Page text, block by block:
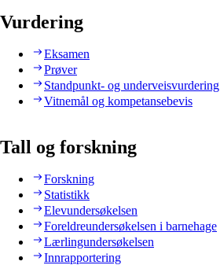
Vurdering
Eksamen
Prøver
Standpunkt- og underveisvurdering
Vitnemål og kompetansebevis
Tall og forskning
Forskning
Statistikk
Elevundersøkelsen
Foreldreundersøkelsen i barnehage
Lærlingundersøkelsen
Innrapportering